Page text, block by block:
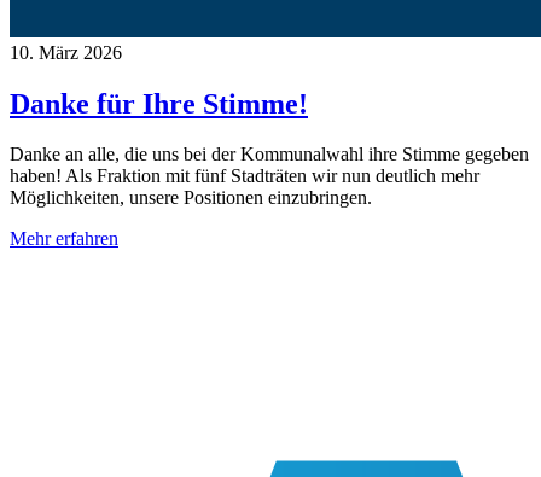
10. März 2026
Danke für Ihre Stimme!
Danke an alle, die uns bei der Kommunalwahl ihre Stimme gegeben
haben! Als Fraktion mit fünf Stadträten wir nun deutlich mehr
Möglichkeiten, unsere Positionen einzubringen.
Mehr erfahren